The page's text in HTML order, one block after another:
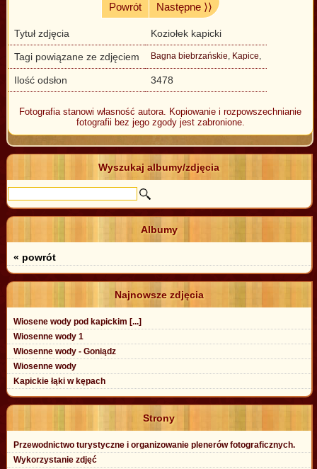
Powrót Następne ⟩⟩
Tytuł zdjęcia Koziołek kapicki
Tagi powiązane ze zdjęciem Bagna biebrzańskie Kapice
Ilość odsłon 3478
Fotografia stanowi własność autora. Kopiowanie i rozpowszechnianie
fotografii bez jego zgody jest zabronione.
Wyszukaj albumy/zdjęcia
Albumy
« powrót
Najnowsze zdjęcia
Wiosene wody pod kapickim [...]
Wiosenne wody 1
Wiosenne wody - Goniądz
Wiosenne wody
Kapickie łąki w kępach
Strony
Przewodnictwo turystyczne i organizowanie plenerów fotograficznych.
Wykorzystanie zdjęć